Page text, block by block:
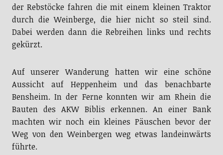
durch die Weinberge, die hier nicht so steil sind.
Dabei werden dann die Rebreihen links und rechts
gekürzt.
Aussicht auf Heppenheim und das benachbarte
Bensheim. In der Ferne konnten wir am Rhein die
Bauten des AKW Biblis erkennen. An einer Bank
machten wir noch ein kleines Päuschen bevor der
Weg von den Weinbergen weg etwas landeinwärts
führte.